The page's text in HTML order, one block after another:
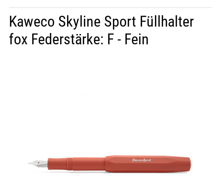
Kaweco Skyline Sport Füllhalter
fox Federstärke: F - Fein